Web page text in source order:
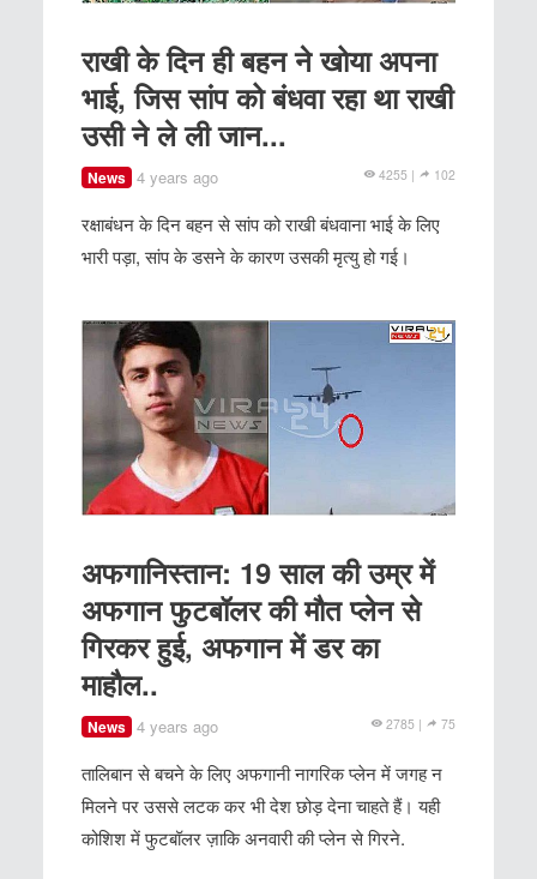
राखी के दिन ही बहन ने खोया अपना
भाई, जिस सांप को बंधवा रहा था राखी
उसी ने ले ली जान...
News 4 years ago 4255 | 102
रक्षाबंधन के दिन बहन से सांप को राखी बंधवाना भाई के लिए
भारी पड़ा, सांप के डसने के कारण उसकी मृत्यु हो गई।
अफगानिस्तान: 19 साल की उम्र में
अफगान फुटबॉलर की मौत प्लेन से
गिरकर हुई, अफगान में डर का
माहौल..
News 4 years ago 2785 | 75
तालिबान से बचने के लिए अफगानी नागरिक प्लेन में जगह न
मिलने पर उससे लटक कर भी देश छोड़ देना चाहते हैं। यही
कोशिश में फुटबॉलर ज़ाकि अनवारी की प्लेन से गिरने.